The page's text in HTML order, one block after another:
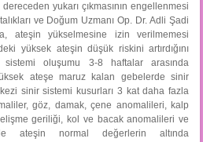
yukarı çıkmasının engellenmesi
ve Doğum Uzmanı Op. Dr. Adli Şadi
ateşin yükselmesine izin verilmemesi
yüksek ateşin düşük riskini artırdığını
oluşumu 3-8 haftalar arasında
ateşe maruz kalan gebelerde sinir
sinir sistemi kusurları 3 kat daha fazla
göz, damak, çene anomalileri, kalp
geriliği, kol ve bacak anomalileri ve
ateşin normal değerlerin altında